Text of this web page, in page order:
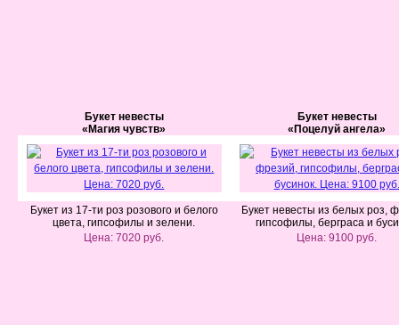
Букет невесты
«Магия чувств»
Букет из 17-ти роз розового и белого
цвета, гипсофилы и зелени.
Цена: 7020 руб.
Букет невесты
«Поцелуй ангела»
Букет невесты из белых роз,
гипсофилы, берграса и
Цена: 9100 руб.